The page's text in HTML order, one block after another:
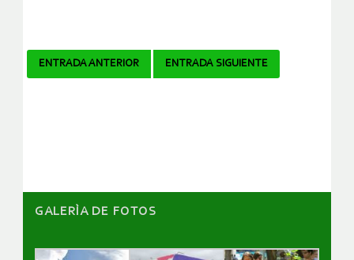
Navegador
ENTRADA ANTERIOR ENTRADA SIGUIENTE
GALERÌA DE FOTOS